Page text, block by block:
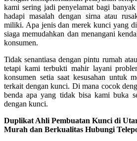
kami sering jadi penyelamat bagi
hadapi masalah dengan sirna atau
miliki. Apa jenis dan merek kunci yang
siaga memudahkan dan menangani
konsumen.
Tidak senantiasa dengan pintu rumah
tetapi kami terbukti mahir layani
konsumen setia saat kesusahan untuk
terkait dengan kunci. Di mana cocok
benda apa yang tidak bisa kami buka
dengan kunci.
Duplikat Ahli Pembuatan Kunci di
Murah dan Berkualitas Hubungi